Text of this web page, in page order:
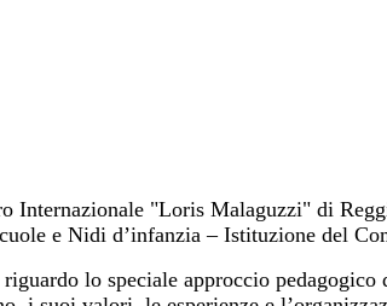
Internazionale "Loris Malaguzzi" di
e Nidi d’infanzia – Istituzione del
lo speciale approccio